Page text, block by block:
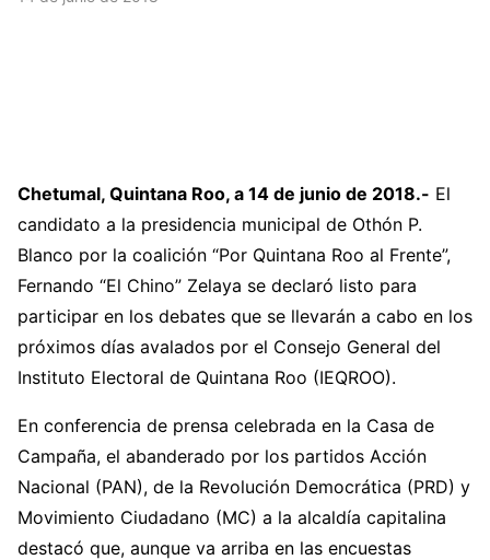
Chetumal, Quintana Roo, a 14 de junio de 2018.- El
candidato a la presidencia municipal de Othón P.
Blanco por la coalición “Por Quintana Roo al Frente”,
Fernando “El Chino” Zelaya se declaró listo para
participar en los debates que se llevarán a cabo en los
próximos días avalados por el Consejo General del
Instituto Electoral de Quintana Roo (IEQROO).
En conferencia de prensa celebrada en la Casa de
Campaña, el abanderado por los partidos Acción
Nacional (PAN), de la Revolución Democrática (PRD) y
Movimiento Ciudadano (MC) a la alcaldía capitalina
destacó que, aunque va arriba en las encuestas